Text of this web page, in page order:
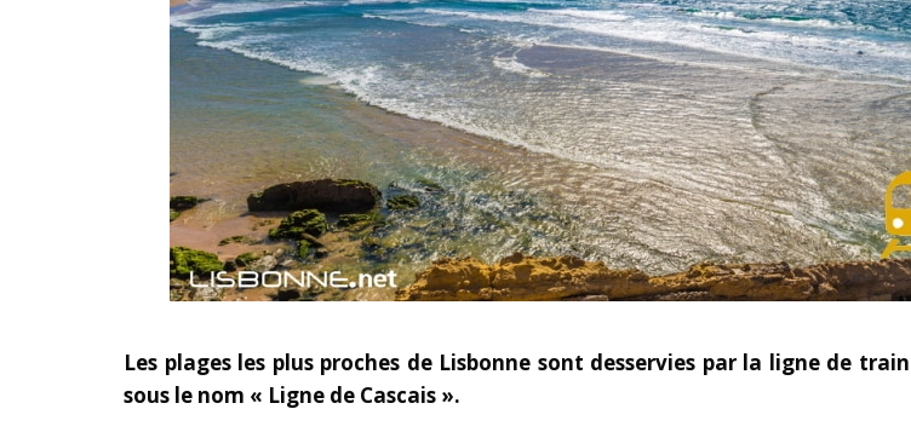
Les plages les plus proches de Lisbonne sont desservies par la ligne de
sous le nom « Ligne de Cascais ».